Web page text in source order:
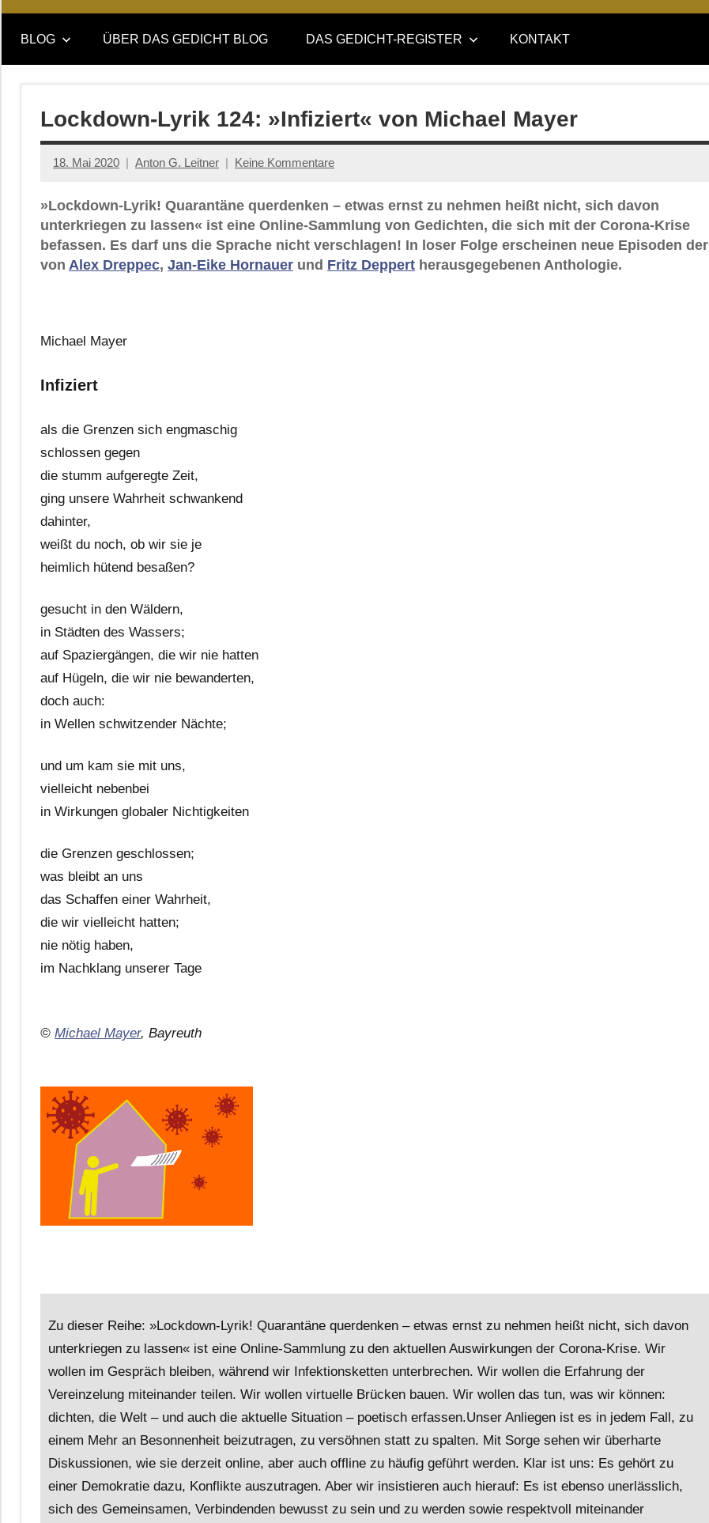
DAS
GEDICHT
blog
DAS
GEDICHT.
Zeitschrift
BLOG ÜBER DAS GEDICHT BLOG DAS GEDICHT-REGISTER KONTAKT
Lockdown-Lyrik 124: »Infiziert« von Michael Mayer
18. Mai 2020 Anton G. Leitner Keine Kommentare
»Lockdown-Lyrik! Quarantäne querdenken – etwas ernst zu nehmen heißt nicht, sich davon
unterkriegen zu lassen« ist eine Online-Sammlung von Gedichten, die sich mit der Corona-Krise
befassen. Es darf uns die Sprache nicht verschlagen! In loser Folge erscheinen neue Episoden der
von Alex Dreppec, Jan-Eike Hornauer und Fritz Deppert herausgegebenen Anthologie.
Michael Mayer
Infiziert
als die Grenzen sich engmaschig
schlossen gegen
die stumm aufgeregte Zeit,
ging unsere Wahrheit schwankend
dahinter,
weißt du noch, ob wir sie je
heimlich hütend besaßen?
gesucht in den Wäldern,
in Städten des Wassers;
auf Spaziergängen, die wir nie hatten
auf Hügeln, die wir nie bewanderten,
doch auch:
in Wellen schwitzender Nächte;
und um kam sie mit uns,
vielleicht nebenbei
in Wirkungen globaler Nichtigkeiten
die Grenzen geschlossen;
was bleibt an uns
das Schaffen einer Wahrheit,
die wir vielleicht hatten;
nie nötig haben,
im Nachklang unserer Tage
© Michael Mayer, Bayreuth
Zu dieser Reihe: »Lockdown-Lyrik! Quarantäne querdenken – etwas ernst zu nehmen heißt nicht, sich davon
unterkriegen zu lassen« ist eine Online-Sammlung zu den aktuellen Auswirkungen der Corona-Krise. Wir
wollen im Gespräch bleiben, während wir Infektionsketten unterbrechen. Wir wollen die Erfahrung der
Vereinzelung miteinander teilen. Wir wollen virtuelle Brücken bauen. Wir wollen das tun, was wir können:
dichten, die Welt – und auch die aktuelle Situation – poetisch erfassen.Unser Anliegen ist es in jedem Fall, zu
einem Mehr an Besonnenheit beizutragen, zu versöhnen statt zu spalten. Mit Sorge sehen wir überharte
Diskussionen, wie sie derzeit online, aber auch offline zu häufig geführt werden. Klar ist uns: Es gehört zu
einer Demokratie dazu, Konflikte auszutragen. Aber wir insistieren auch hierauf: Es ist ebenso unerlässlich,
sich des Gemeinsamen, Verbindenden bewusst zu sein und zu werden sowie respektvoll miteinander